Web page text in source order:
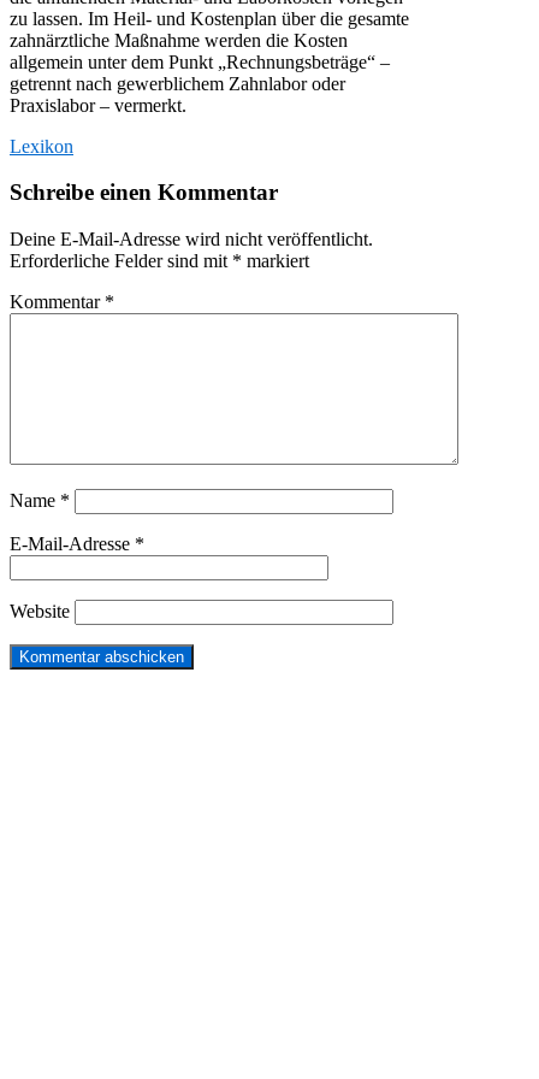
zu lassen. Im Heil- und Kostenplan über die gesamte
zahnärztliche Maßnahme werden die Kosten
allgemein unter dem Punkt „Rechnungsbeträge“ –
getrennt nach gewerblichem Zahnlabor oder
Praxislabor – vermerkt.
Lexikon
Schreibe einen Kommentar
Deine E-Mail-Adresse wird nicht veröffentlicht.
Erforderliche Felder sind mit * markiert
Kommentar *
Name *
E-Mail-Adresse *
Website